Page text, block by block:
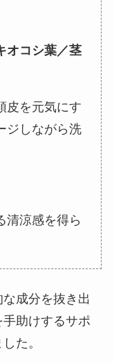
オコシ葉／茎
皮を元気にす
ジしながら洗
清涼感を得ら
成分を抜き出
助けするサポ
た。